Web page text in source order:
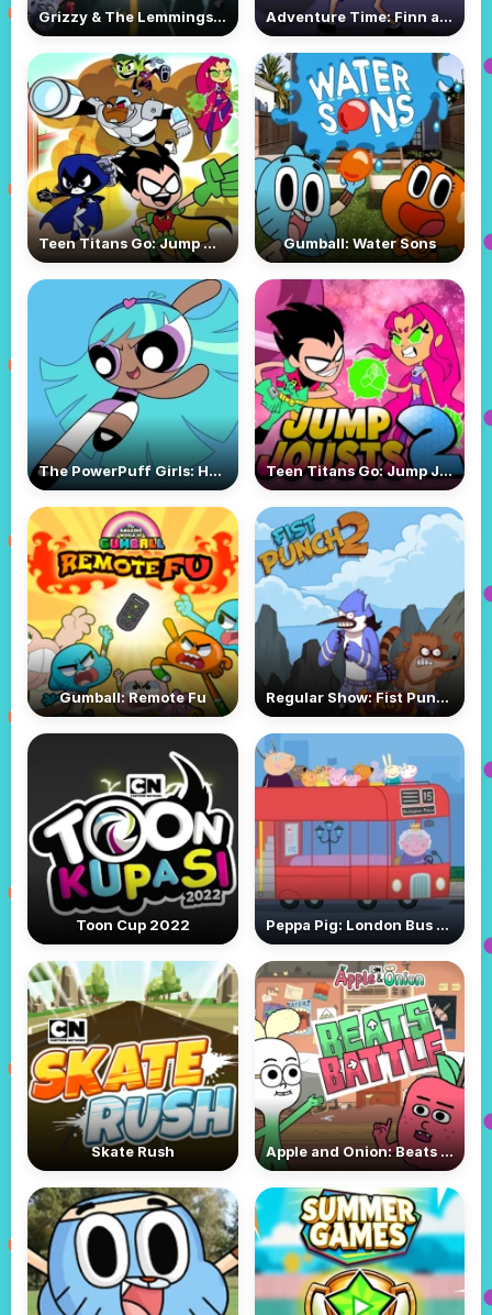
Grizzy & The Lemmings: Yummy Run Adventure Time: Finn and Bones
Teen Titans Go: Jump City Rescue Gumball: Water Sons
The PowerPuff Girls: Hypno Bliss Teen Titans Go: Jump Jousts 2
Gumball: Remote Fu Regular Show: Fist Punch 2
Toon Cup 2022 Peppa Pig: London Bus Trip
Skate Rush Apple and Onion: Beats Battle